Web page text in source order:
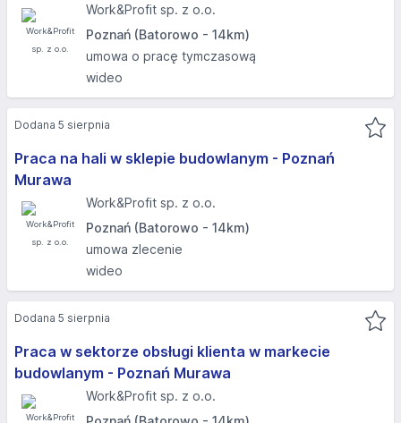
Work&Profit sp. z o.o.
Poznań (Batorowo - 14km)
umowa o pracę tymczasową
wideo
Praca na hali w sklepie budowlanym - Poznań
Murawa
Work&Profit sp. z o.o.
Poznań (Batorowo - 14km)
umowa zlecenie
wideo
Dodana 5 sierpnia
Praca w sektorze obsługi klienta w markecie
budowlanym - Poznań Murawa
Work&Profit sp. z o.o.
Dodana 5 sierpnia